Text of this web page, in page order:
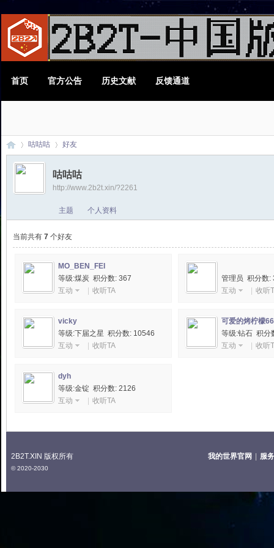
首页 官方公告 历史文献 反馈通道
›
咕咕咕 好友
咕咕咕
http://www.2b2t.xin/?2261
主题 个人资料
当前共有 7 个好友
MO_BEN_FEI
等级:煤炭 积分数: 367
互动
收听TA
管理员 积分数:
互动
收听
vicky
等级:下届之星 积分数: 10546
互动
收听TA
可爱的烤柠檬
等级:钻石 积分
互动
收听
dyh
等级:金锭 积分数: 2126
互动
收听TA
我的世界官网 服
2B2T.XIN 版权所有
© 2020-2030